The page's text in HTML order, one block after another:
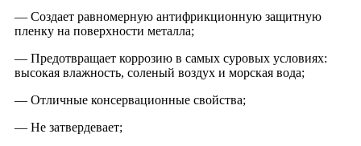
100мл
— Создает равномерную антифрикционную защитную
пленку на поверхности металла;
— Предотвращает коррозию в самых суровых условиях:
высокая влажность, соленый воздух и морская вода;
— Отличные консервационные свойства;
— Не затвердевает;